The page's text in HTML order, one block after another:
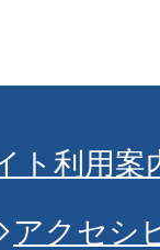
ト利用案
アクセシ